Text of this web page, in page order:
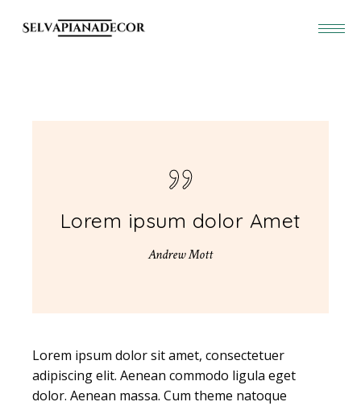
Lorem ipsum dolor Amet
Andrew Mott
Lorem ipsum dolor sit amet, consectetuer
adipiscing elit. Aenean commodo ligula eget
dolor. Aenean massa. Cum theme natoque